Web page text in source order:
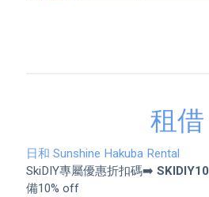
租借
日和 Sunshine Hakuba Rental
SkiDIY專屬優惠折扣碼➡️ SKIDIY10
備10% off